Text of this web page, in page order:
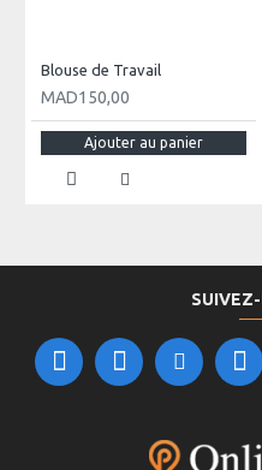
Blouse de Travail
MAD150,00
Ajouter au panier